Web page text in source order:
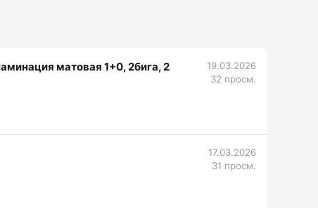
матовая 1+0, 2бига, 2
19.03.2026
32 просм.
17.03.2026
31 просм.